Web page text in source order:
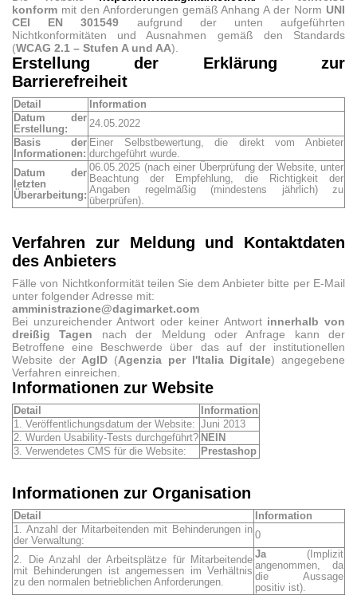
konform mit den Anforderungen gemäß Anhang A der Norm UNI
CEI EN 301549 aufgrund der unten aufgeführten
Nichtkonformitäten und Ausnahmen gemäß den Standards
(WCAG 2.1 – Stufen A und AA).
Erstellung der Erklärung zur
Barrierefreiheit
Detail
Information
Datum der
Erstellung:
24.05.2022
Basis der
Informationen:
Einer Selbstbewertung, die direkt vom Anbieter
durchgeführt wurde.
Datum der
letzten
Überarbeitung:
06.05.2025 (nach einer Überprüfung der Website, unter
Beachtung der Empfehlung, die Richtigkeit der
Angaben regelmäßig (mindestens jährlich) zu
überprüfen).
Verfahren zur Meldung und Kontaktdaten
des Anbieters
Fälle von Nichtkonformität teilen Sie dem Anbieter bitte per E-Mail
unter folgender Adresse mit:
amministrazione@dagimarket.com
Bei unzureichender Antwort oder keiner Antwort innerhalb von
dreißig Tagen nach der Meldung oder Anfrage kann der
Betroffene eine Beschwerde über das auf der institutionellen
Website der AgID (Agenzia per l'Italia Digitale) angegebene
Verfahren einreichen.
Informationen zur Website
Detail
Information
1. Veröffentlichungsdatum der Website: Juni 2013
2. Wurden Usability-Tests durchgeführt? NEIN
3. Verwendetes CMS für die Website:
Prestashop
Informationen zur Organisation
Detail
Information
1. Anzahl der Mitarbeitenden mit Behinderungen in
der Verwaltung:
0
2. Die Anzahl der Arbeitsplätze für Mitarbeitende
mit Behinderungen ist angemessen im Verhältnis
zu den normalen betrieblichen Anforderungen.
Ja(Implizit
angenommen, da
die Aussage
positiv ist).